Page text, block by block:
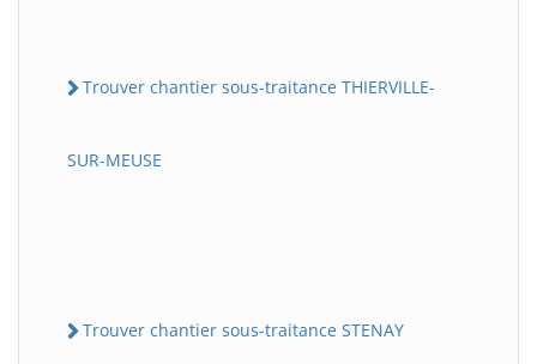
Trouver chantier sous-traitance THIERVILLE-
SUR-MEUSE
Trouver chantier sous-traitance STENAY